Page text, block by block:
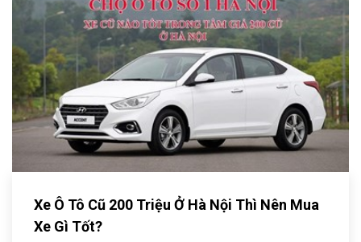
Xe Ô Tô Cũ 200 Triệu Ở Hà Nội Thì Nên Mua
Xe Gì Tốt?